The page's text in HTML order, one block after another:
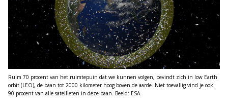
Ruim 70 procent van het ruimtepuin dat we kunnen volgen, bevindt zich in low Earth
orbit (LEO), de baan tot 2000 kilometer hoog boven de aarde. Niet toevallig vind je ook
90 procent van alle satellieten in deze baan. Beeld: ESA.